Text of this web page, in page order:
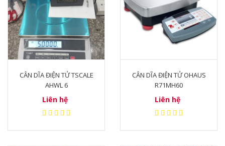
CÂN DĨA ĐIỆN TỬ TSCALE
AHWL 6
Liên hệ
CÂN DĨA ĐIỆN TỬ OHAUS
R71MH60
Liên hệ